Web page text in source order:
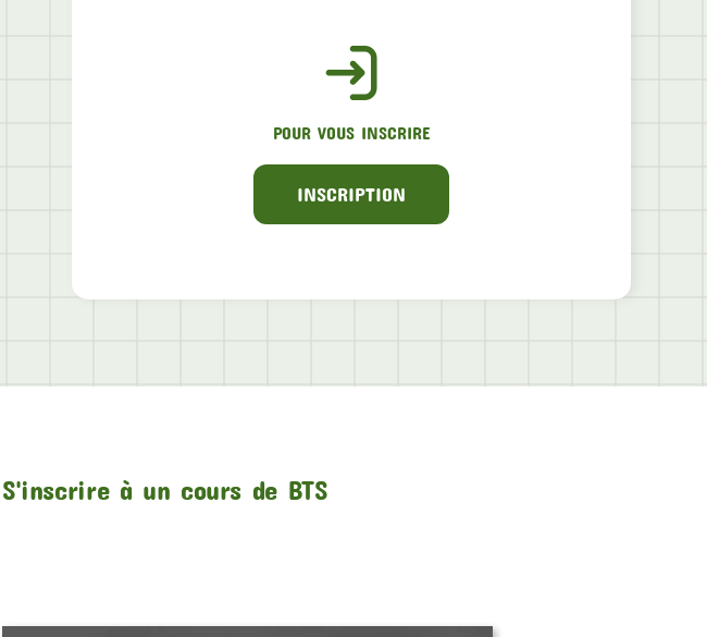
POUR VOUS INSCRIRE
INSCRIPTION
S'inscrire à un cours de BTS